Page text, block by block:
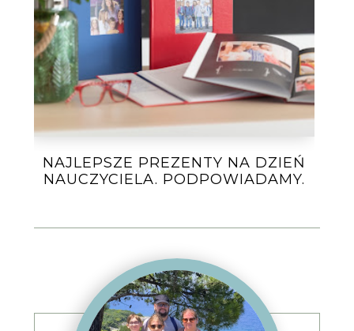
NAJLEPSZE PREZENTY NA DZIEŃ
NAUCZYCIELA. PODPOWIADAMY.